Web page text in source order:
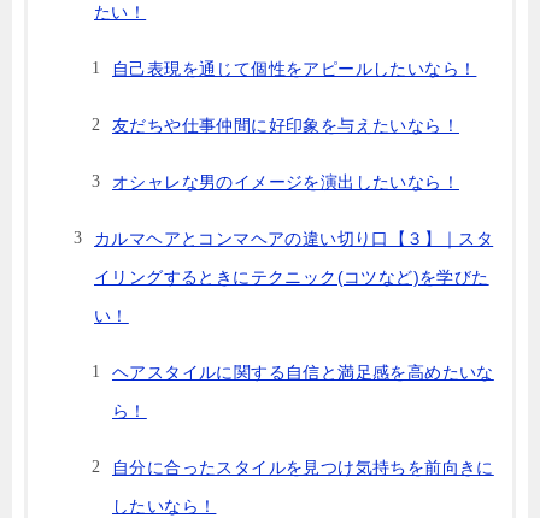
たい！
自己表現を通じて個性をアピールしたいなら！
友だちや仕事仲間に好印象を与えたいなら！
オシャレな男のイメージを演出したいなら！
カルマヘアとコンマヘアの違い切り口【３】｜スタ
イリングするときにテクニック(コツなど)を学びた
い！
ヘアスタイルに関する自信と満足感を高めたいな
ら！
自分に合ったスタイルを見つけ気持ちを前向きに
したいなら！